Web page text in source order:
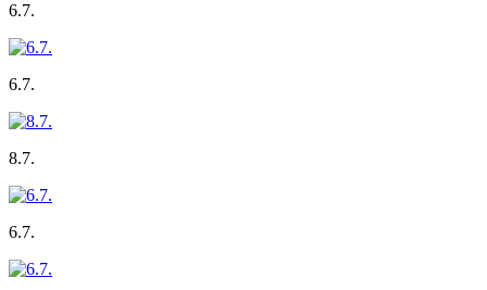
6.7.
6.7.
8.7.
6.7.